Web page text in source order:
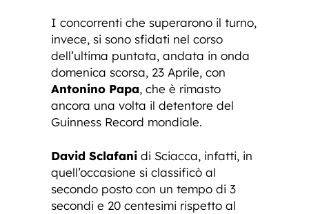
I concorrenti che superarono il turno,
invece, si sono sfidati nel corso
dell’ultima puntata, andata in onda
domenica scorsa, 23 Aprile, con
Antonino Papa, che è rimasto
ancora una volta il detentore del
Guinness Record mondiale.
David Sclafani di Sciacca, infatti, in
quell’occasione si classificò al
secondo posto con un tempo di 3
secondi e 20 centesimi rispetto al